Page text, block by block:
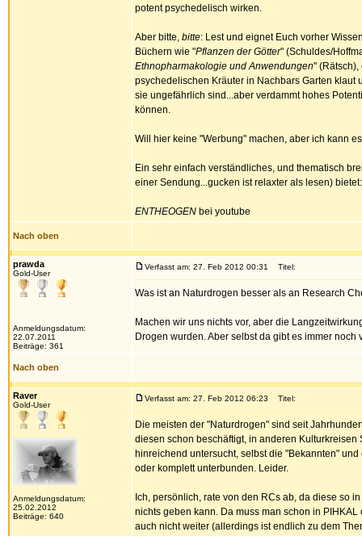
potent psychedelisch wirken.
Aber bitte, bitte: Lest und eignet Euch vorher
Büchern wie "Pflanzen der Götter" (Schuldes/
Ethnopharmakologie und Anwendungen"
psychedelischen Kräuter in Nachbars Garten klaut
sie ungefährlich sind...aber verdammt hohes
können.
Will hier keine "Werbung" machen, aber ich kann
Ein sehr einfach verständliches, und thematisch
einer Sendung...gucken ist relaxter als lesen) bietet:
ENTHEOGEN bei youtube
Nach oben
prawda
Gold-User
Anmeldungsdatum:
22.07.2011
Beiträge: 361
Verfasst am: 27. Feb 2012 00:31 Titel:
Was ist an Naturdrogen besser als an Research
Machen wir uns nichts vor, aber die
Drogen wurden. Aber selbst da gibt es immer
Nach oben
Raver
Gold-User
Anmeldungsdatum:
25.02.2012
Beiträge: 640
Verfasst am: 27. Feb 2012 06:23 Titel:
Die meisten der "Naturdrogen" sind seit
diesen schon beschäftigt, in anderen
hinreichend untersucht, selbst die "Bekannten"
oder komplett unterbunden. Leider.
Ich, persönlich, rate von den RCs ab, da diese so
nichts geben kann. Da muss man schon in
auch nicht weiter (allerdings ist endlich zu dem